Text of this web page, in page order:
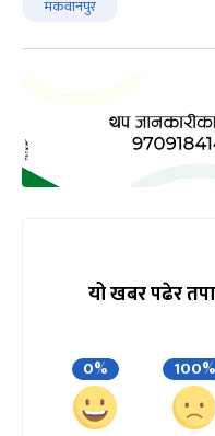
मकवानपुर
यो खबर पढेर
0% 100%